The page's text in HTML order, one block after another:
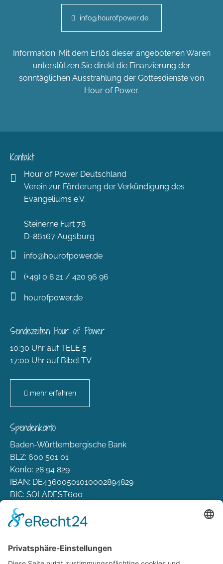
info@hourofpower.de
Information: Mit dem Erlös dieser angebotenen Waren
unterstützen Sie direkt die Finanzierung der
sonntäglichen Ausstrahlung der Gottesdienste von
Hour of Power.
Kontakt
Hour of Power Deutschland
Verein zur Förderung der Verkündigung des
Evangeliums e.V.
Steinerne Furt 78
D-86167 Augsburg
info@hourofpower.de
(+49) 0 8 21 / 420 96 96
hourofpower.de
Sendezeiten Hour of Power
10:30 Uhr auf TELE 5
17:00 Uhr auf Bibel TV
mehr erfahren
Spendenkonto
Baden-Württembergische Bank
BLZ: 600 501 01
Konto: 28 94 829
IBAN: DE43600501010002894829
BIC: SOLADEST600
Rechtliches
Versand & Lieferung